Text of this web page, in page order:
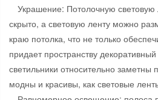
Украшение: Потолочную световую
скрыто, а световую ленту можно
краю потолка, что не только
придает пространству
светильники относительно заметны
модны и красивы, как световые